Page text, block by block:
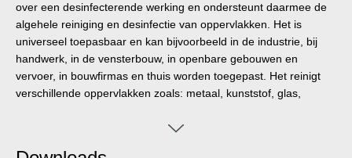
over een desinfecterende werking en ondersteunt daarmee de
algehele reiniging en desinfectie van oppervlakken. Het is
universeel toepasbaar en kan bijvoorbeeld in de industrie, bij
handwerk, in de vensterbouw, in openbare gebouwen en
vervoer, in bouwfirmas en thuis worden toegepast. Het reinigt
verschillende oppervlakken zoals: metaal, kunststof, glas,
basishygiëne en als ondersteuning van extra hygiëne